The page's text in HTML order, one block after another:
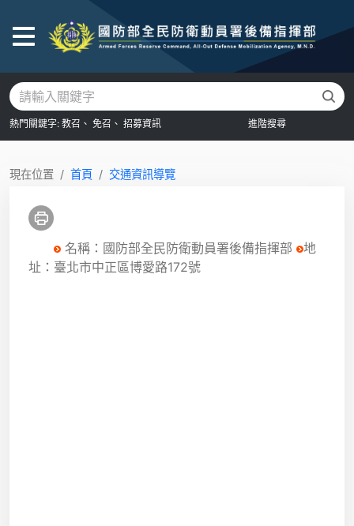
熱門關鍵字: 教召、 免召、 招募資訊 進階搜尋
現在位置 首頁 交通資訊導覽
名稱：國防部全民防衛動員署後備指揮部
地
址：臺北市中正區博愛路172號